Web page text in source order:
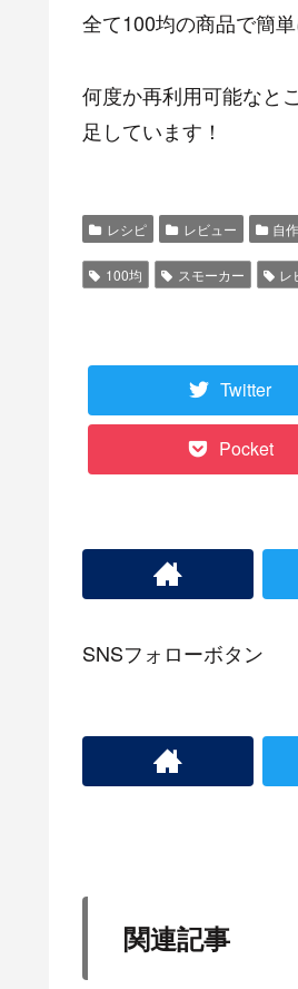
全て100均の商品で簡
何度か再利用可能なと
足しています！
レシピ レビュー 自作
100均 スモーカー レ
Twitter
Pocket
SNSフォローボタン
関連記事